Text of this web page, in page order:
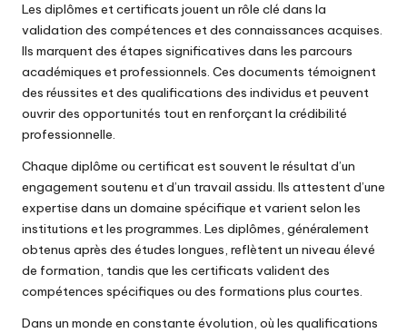
Les diplômes et certificats jouent un rôle clé dans la
validation des compétences et des connaissances acquises.
Ils marquent des étapes significatives dans les parcours
académiques et professionnels. Ces documents témoignent
des réussites et des qualifications des individus et peuvent
ouvrir des opportunités tout en renforçant la crédibilité
professionnelle.
Chaque diplôme ou certificat est souvent le résultat d’un
engagement soutenu et d’un travail assidu. Ils attestent d’une
expertise dans un domaine spécifique et varient selon les
institutions et les programmes. Les diplômes, généralement
obtenus après des études longues, reflètent un niveau élevé
de formation, tandis que les certificats valident des
compétences spécifiques ou des formations plus courtes.
Dans un monde en constante évolution, où les qualifications